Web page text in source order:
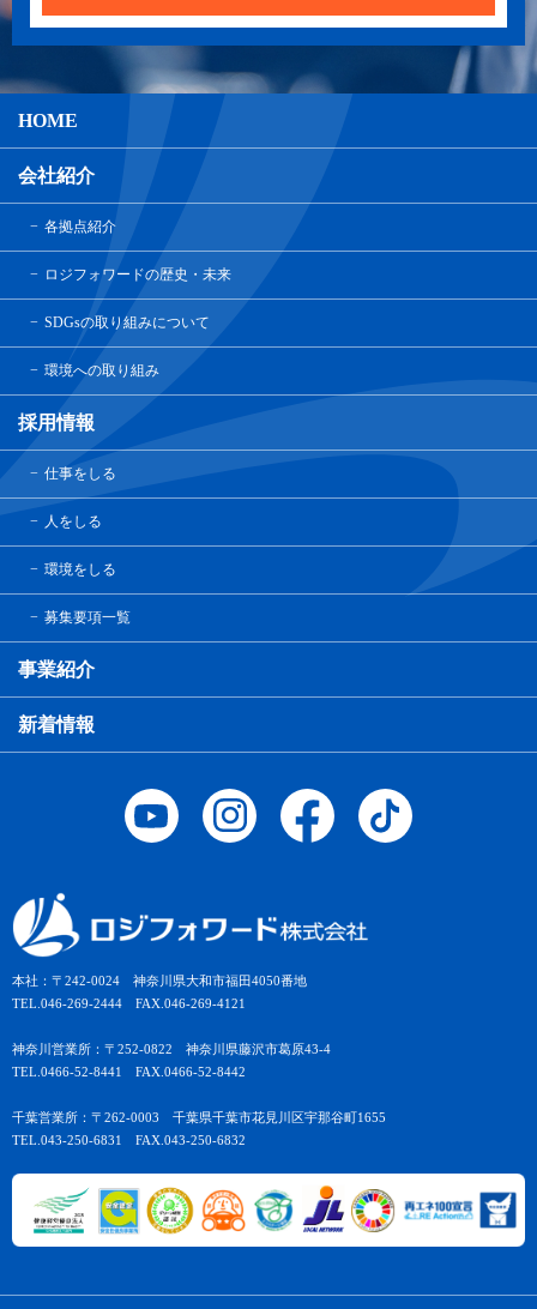
本社：〒242-0024 神奈川県大和市福田4050番地
TEL.046-269-2444 FAX.046-269-4121
神奈川営業所：〒252-0822 神奈川県藤沢市葛原43-4
TEL.0466-52-8441 FAX.0466-52-8442
千葉営業所：〒262-0003 千葉県千葉市花見川区宇那谷町1655
TEL.043-250-6831 FAX.043-250-6832
HOME
会社紹介
各拠点紹介
ロジフォワードの歴史・未来
SDGsの取り組みについて
環境への取り組み
採用情報
仕事をしる
人をしる
環境をしる
募集要項一覧
事業紹介
新着情報